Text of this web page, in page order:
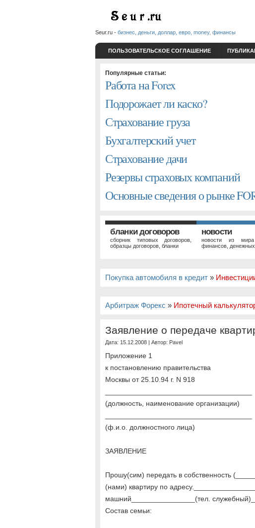
Seur.ru - бизнес, деньги, доллар, евро, money, финансы
ПОЛЬЗОВАТЕЛЬСКОЕ СОГЛАШЕНИЕ
Популярные статьи:
Работа на Forex
Подорожает ли каско?
Страхование груза
Бухгалтерский учет
Страхование дачи
Резервы страховых компаний
Основные сведения о рынке
бланки договоров
сборник типовых договоров,
образцы договоров, бланки
новости
новости из мира
финансов,
Покупка автомобиля в кредит »
Арбитраж Форекс » Ипотечный
Заявление о передаче
Дата: 15.12.2008 | Автор: Pavel
Приложение 1
к постановлению правительства
Москвы от 25.10.94 г. N 918
(должность, наименование организации)
(ф.и.о. должностного лица)
ЗАЯВЛЕНИЕ
Прошу(сим) передать в собственность
(нами) квартиру по
машний________________(тел.
Состав семьи: